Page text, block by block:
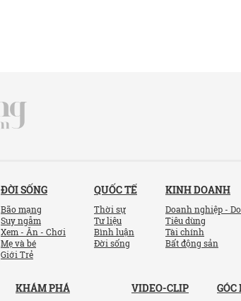
ĐỜI SỐNG
Bão mạng
Suy ngẫm
Xem - Ăn - Chơi
Mẹ và bé
Giới Trẻ
QUỐC TẾ
Thời sự
Tư liệu
Bình luận
Đời sống
KINH DOANH
Doanh nghiệp -
Tiêu dùng
Tài chính
Bất động sản
KHÁM PHÁ VIDEO-CLIP